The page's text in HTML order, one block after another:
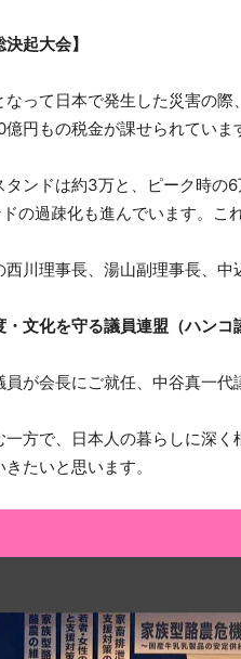
起大会】
って日本で発生した災害の際
円もの税金が課せられていま
タンドは約3万と、ピーク時の
の過疎化も進んでいます。こ
西川理事長、湯山副理事長、
・文化を守る議員連盟（ハンコ
が会長にご就任、中谷真一代
一方で、日本人の暮らしに深
たいと思います。